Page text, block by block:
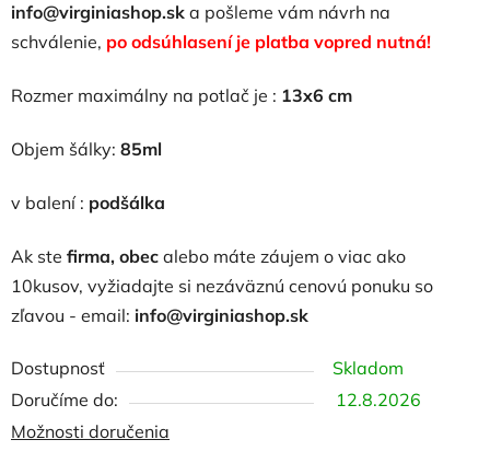
info@virginiashop.sk a pošleme vám návrh na
schválenie, po odsúhlasení je platba vopred nutná!
Rozmer maximálny na potlač je : 13x6 cm
Objem šálky: 85ml
v balení : podšálka
Ak ste firma, obec alebo máte záujem o viac ako
10kusov, vyžiadajte si nezáväznú cenovú ponuku so
zľavou - email: info@virginiashop.sk
Dostupnosť
Skladom
12.8.2026
Možnosti doručenia